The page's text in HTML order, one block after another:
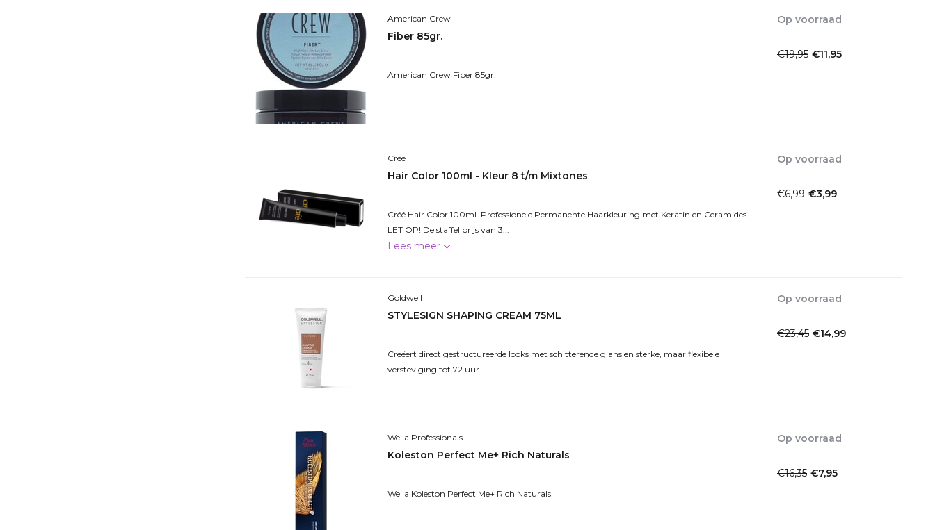
American Crew
Fiber 85gr.
American Crew Fiber 85gr.
Op voorraad
€19,95 €11,95
Créé
Hair Color 100ml - Kleur 8 t/m Mixtones
Créé Hair Color 100ml. Professionele Permanente Haarkleuring met Keratin en Ceramides.
LET OP! De staffel prijs van 3...
Lees meer
Op voorraad
€6,99 €3,99
Goldwell
STYLESIGN SHAPING CREAM 75ML
Creëert direct gestructureerde looks met schitterende glans en sterke, maar flexibele
versteviging tot 72 uur.
Op voorraad
€23,45 €14,99
Wella Professionals
Koleston Perfect Me+ Rich Naturals
Wella Koleston Perfect Me+ Rich Naturals
Op voorraad
€16,35 €7,95